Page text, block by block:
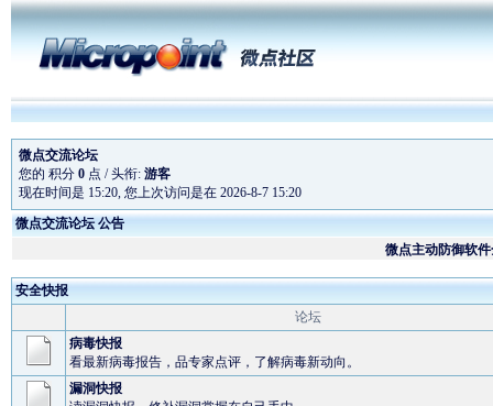
微点交流论坛
您的 积分 0 点 / 头衔: 游客
现在时间是 15:20, 您上次访问是在 2026-8-7 15:20
微点交流论坛 公告
微点主动防御软
微点软件为奥运会
安全快报
论坛
病毒快报
看最新病毒报告，品专家点评，了解病毒新动向。
漏洞快报